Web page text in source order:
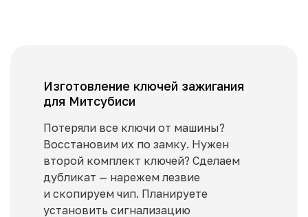
Изготовление ключей зажигания
для Митсубиси
Потеряли все ключи от машины?
Восстановим их по замку. Нужен
второй комплект ключей? Сделаем
дубликат — нарежем лезвие
и скопируем чип. Планируете
установить сигнализацию